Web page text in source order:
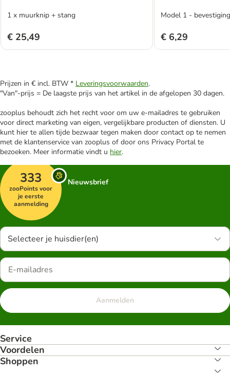
1 x muurknip + stang
€ 25,49
Model 1 -
€ 6,29
Prijzen in € incl. BTW * Leveringsvoorwaarden.
"Van"-prijs = De laagste prijs van het artikel in de afgelopen 30 dagen.
zooplus behoudt zich het recht voor om uw e-mailadres te gebruiken
voor direct marketing van eigen, vergelijkbare producten of diensten. U
kunt hier te allen tijde bezwaar tegen maken door contact op te nemen
met de klantenservice van zooplus of door ons Privacy Portal te
bezoeken. Meer informatie vindt u hier.
333
zooPoints voor
je eerste
aanmelding
Nieuwsbrief
Selecteer je huisdier(en)
Aanmelden
Service
Voordelen
Shoppen